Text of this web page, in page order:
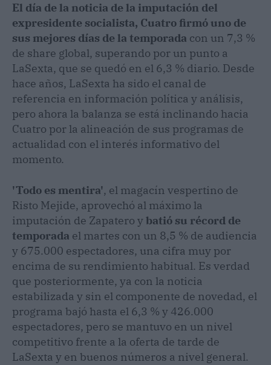
El día de la noticia de la imputación del
expresidente socialista, Cuatro firmó uno de
sus mejores días de la temporada con un 7,3 %
de share global, superando por un punto a
LaSexta, que se quedó en el 6,3 % diario. Desde
hace años, LaSexta ha sido el canal de
referencia en información política y análisis,
pero ahora la balanza se está inclinando hacia
Cuatro por la alineación de sus programas de
actualidad con el interés informativo del
momento.
'Todo es mentira', el magacín vespertino de
Risto Mejide, aprovechó al máximo la
imputación de Zapatero ybatió su récord de
temporada el martes con un 8,5 % de audiencia
y 675.000 espectadores, una cifra muy por
encima de su rendimiento habitual. Es verdad
que posteriormente, ya con la noticia
estabilizada y sin el componente de novedad, el
programa bajó hasta el 6,3 % y 426.000
espectadores, pero se mantuvo en un nivel
competitivo frente a la oferta de tarde de
LaSexta y en buenos números a nivel general.